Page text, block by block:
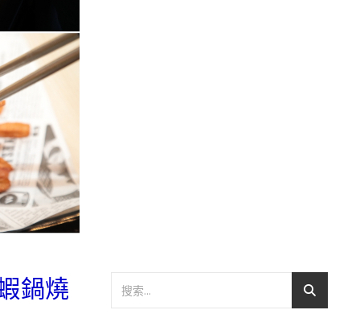
鍋燒